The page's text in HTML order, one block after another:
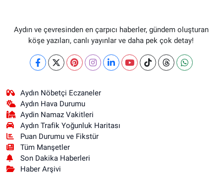
Aydın ve çevresinden en çarpıcı haberler, gündem oluşturan
köşe yazıları, canlı yayınlar ve daha pek çok detay!
Aydın Nöbetçi Eczaneler
Aydın Hava Durumu
Aydin Namaz Vakitleri
Aydın Trafik Yoğunluk Haritası
Puan Durumu ve Fikstür
Tüm Manşetler
Son Dakika Haberleri
Haber Arşivi